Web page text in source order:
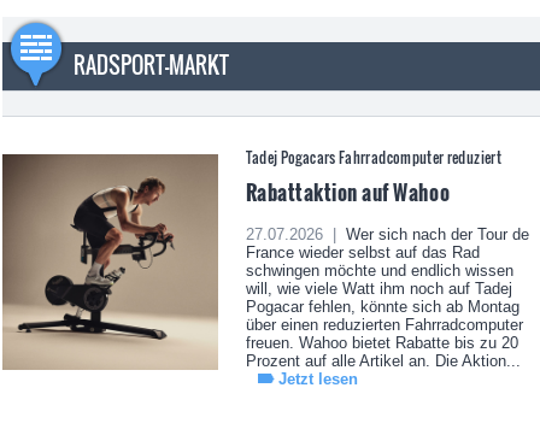
RADSPORT-MARKT
Tadej Pogacars Fahrradcomputer reduziert
Rabattaktion auf Wahoo
27.07.2026 |
Wer sich nach der Tour de
France wieder selbst auf das Rad
schwingen möchte und endlich wissen
will, wie viele Watt ihm noch auf Tadej
Pogacar fehlen, könnte sich ab Montag
über einen reduzierten Fahrradcomputer
freuen. Wahoo bietet Rabatte bis zu 20
Prozent auf alle Artikel an. Die Aktion...
Jetzt lesen